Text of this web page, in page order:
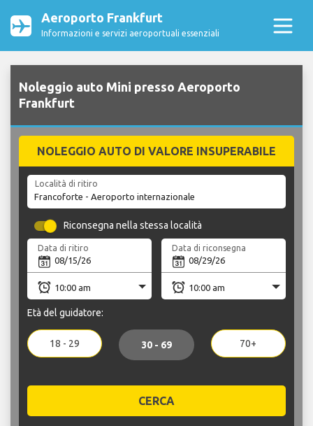
Aeroporto Frankfurt
Informazioni e servizi aeroportuali essenziali
Noleggio auto Mini presso Aeroporto
Frankfurt
NOLEGGIO AUTO DI VALORE INSUPERABILE
Località di ritiro
Riconsegna nella stessa località
Data di ritiro Data di riconsegna
Età del guidatore:
18 - 29 30 - 69 70+
CERCA